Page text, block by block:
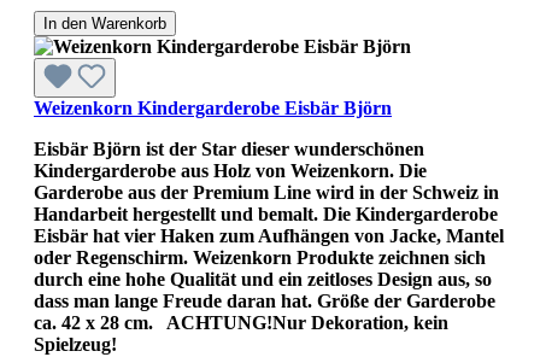
In den Warenkorb
Weizenkorn Kindergarderobe Eisbär Björn
Eisbär Björn ist der Star dieser wunderschönen
Kindergarderobe aus Holz von Weizenkorn. Die
Garderobe aus der Premium Line wird in der Schweiz in
Handarbeit hergestellt und bemalt. Die Kindergarderobe
Eisbär hat vier Haken zum Aufhängen von Jacke, Mantel
oder Regenschirm. Weizenkorn Produkte zeichnen sich
durch eine hohe Qualität und ein zeitloses Design aus, so
dass man lange Freude daran hat. Größe der Garderobe
ca. 42 x 28 cm. ACHTUNG!Nur Dekoration, kein
Spielzeug!